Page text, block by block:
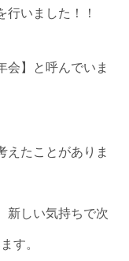
いました！！
会】と呼んでいま
えたことがありま
新しい気持ちで次
す。